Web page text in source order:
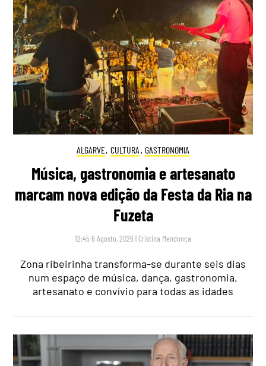
ALGARVE, CULTURA , GASTRONOMIA
Música, gastronomia e artesanato
marcam nova edição da Festa da Ria na
Fuzeta
12:45 6 Agosto, 2026 | Cristina Mendonça
Zona ribeirinha transforma-se durante seis dias
num espaço de música, dança, gastronomia,
artesanato e convívio para todas as idades